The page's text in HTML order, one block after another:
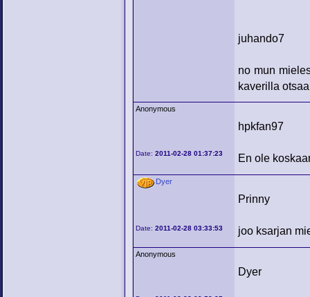
juhando7
no mun
kaverilla
Anonymous
Date:2011-02-28 01:37:23
hpkfan97
En ole
Dyer
Date:2011-02-28 03:33:53
Prinny
joo ksarjan
Anonymous
Dyer